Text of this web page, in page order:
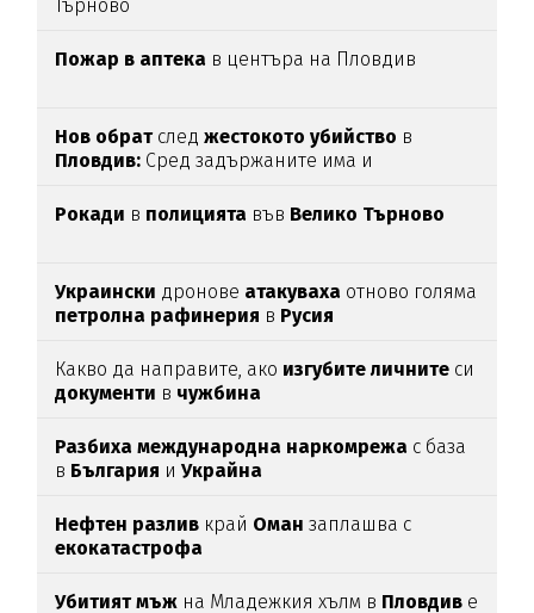
Търново
Пожар в аптека в центъра на Пловдив
Нов обрат следжестокото убийство в
Пловдив: Сред задържаните има и
Рокади в полицията във Велико Търново
Украински дронове атакуваха отново голяма
петролна рафинерия в Русия
Какво да направите, ако изгубите личните си
документи в чужбина
Разбиха международна наркомрежа с база
в България иУкрайна
Нефтен разлив край Оманзаплашва с
екокатастрофа
Убитият мъж на Младежкия хълм в Пловдив е